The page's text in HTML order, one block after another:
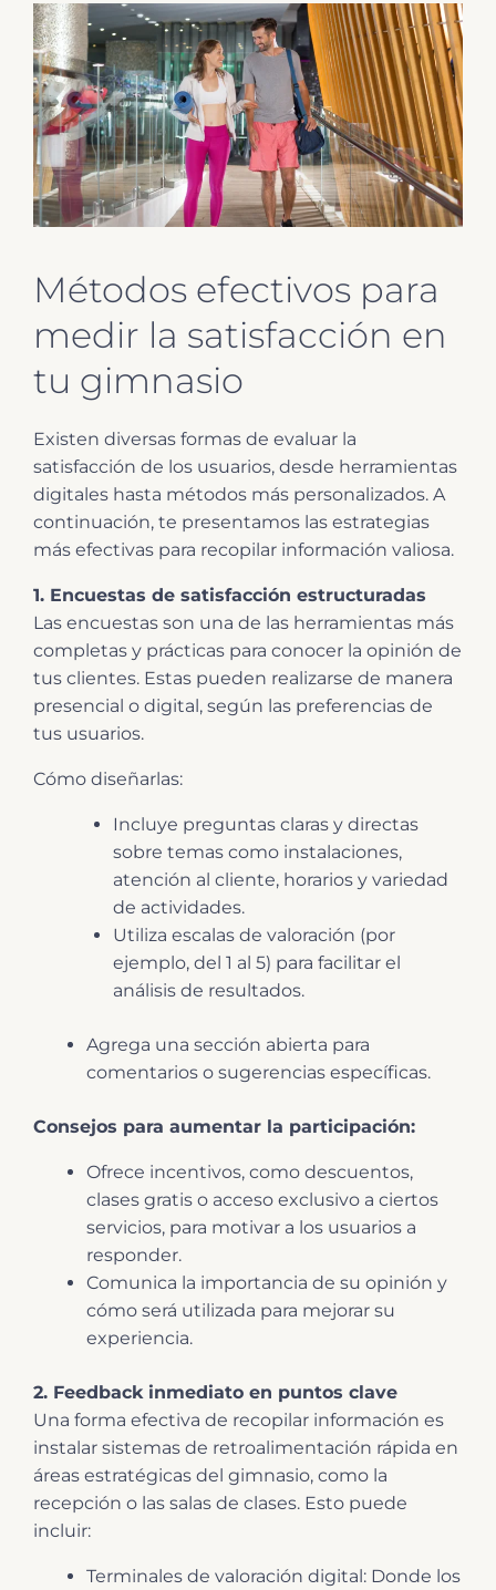
Métodos efectivos para
medir la satisfacción en
tu gimnasio
Existen diversas formas de evaluar la
satisfacción de los usuarios, desde herramientas
digitales hasta métodos más personalizados. A
continuación, te presentamos las estrategias
más efectivas para recopilar información valiosa.
1. Encuestas de satisfacción estructuradas
Las encuestas son una de las herramientas más
completas y prácticas para conocer la opinión de
tus clientes. Estas pueden realizarse de manera
presencial o digital, según las preferencias de
tus usuarios.
Cómo diseñarlas:
Incluye preguntas claras y directas
sobre temas como instalaciones,
atención al cliente, horarios y variedad
de actividades.
Utiliza escalas de valoración (por
ejemplo, del 1 al 5) para facilitar el
análisis de resultados.
Agrega una sección abierta para
comentarios o sugerencias específicas.
Consejos para aumentar la participación:
Ofrece incentivos, como descuentos,
clases gratis o acceso exclusivo a ciertos
servicios, para motivar a los usuarios a
responder.
Comunica la importancia de su opinión y
cómo será utilizada para mejorar su
experiencia.
2. Feedback inmediato en puntos clave
Una forma efectiva de recopilar información es
instalar sistemas de retroalimentación rápida en
áreas estratégicas del gimnasio, como la
recepción o las salas de clases. Esto puede
incluir:
Terminales de valoración digital: Donde los